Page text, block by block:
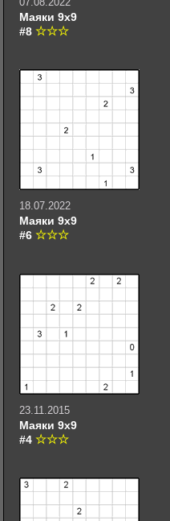
Маяки 9х9
#8
18.07.2022
Маяки 9х9
#6
23.11.2015
Маяки 9х9
#4